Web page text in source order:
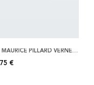
AFFICHE PERCE NEIGE 2 BY MAURICE PILLARD VERNEUIL 40X50
€